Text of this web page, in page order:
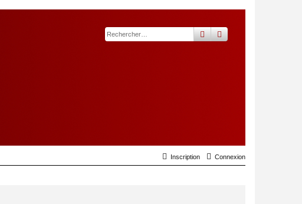
rechercher
recherche
Connexion
Inscription